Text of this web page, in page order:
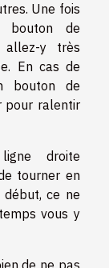
Une fois
bouton de
allez-y très
En cas de
bouton de
pour ralentir
droite
tourner en
ce ne
vous y